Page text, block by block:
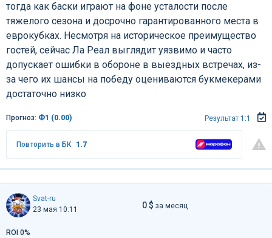
тогда как баски играют на фоне усталости после
тяжелого сезона и досрочно гарантированного места в
еврокубках. Несмотря на историческое преимущество
гостей, сейчас Ла Реал выглядит уязвимо и часто
допускает ошибки в обороне в выездных встречах, из-
за чего их шансы на победу оцениваются букмекерами
достаточно низко
Прогноз: Ф1 (0.00) Результат 1:1
Повторить в БК 1.7
Svat-ru
23 мая 10:11
0 $ за месяц
ROI 0%